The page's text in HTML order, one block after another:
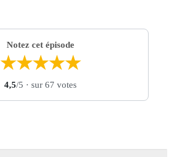
Notez cet épisode
★★★★★
4,5/5 · sur 67 votes